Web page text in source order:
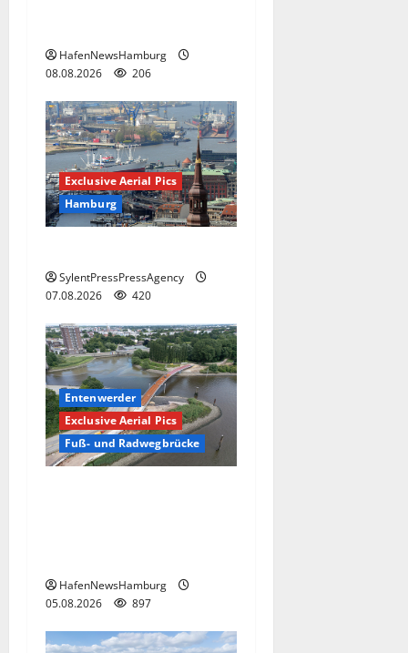
HafenNewsHamburg
08.08.2026
206
Exclusive Aerial Pics
Hamburg
SylentPressPressAgency
07.08.2026
420
Entenwerder
Exclusive Aerial Pics
Fuß- und Radwegbrücke
HafenNewsHamburg
05.08.2026
897